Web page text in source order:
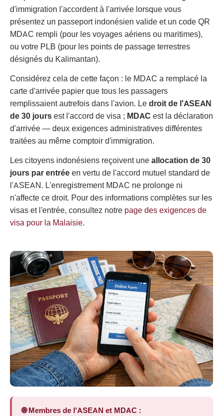
d'immigration l'accordent à l'arrivée lorsque vous
présentez un passeport indonésien valide et un code QR
MDAC rempli (pour les voyages aériens ou maritimes),
ou votre PLB (pour les points de passage terrestres
désignés du Kalimantan).
Considérez cela de cette façon : le MDAC a remplacé la
carte d'arrivée papier que tous les passagers
remplissaient autrefois dans l'avion. Ledroit de l'ASEAN
de 30 joursest l'accord de visa ; MDAC est la déclaration
d'arrivée — deux exigences administratives différentes
traitées au même comptoir d'immigration.
Les citoyens indonésiens reçoivent uneallocation de 30
jours par entréeen vertu de l'accord mutuel standard de
l'ASEAN. L'enregistrement MDAC ne prolonge ni
n'affecte ce droit. Pour des informations complètes sur les
visas et l'entrée, consultez notre page des exigences de
visa pour la Malaisie.
🌐 Membres de l'ASEAN et MDAC :